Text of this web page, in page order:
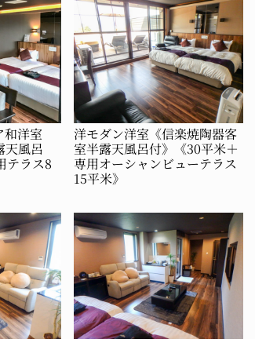
和洋室
天風呂
テラス8
洋モダン洋室《信楽焼陶器客
室半露天風呂付》《30平米＋
専用オーシャンビューテラス
15平米》